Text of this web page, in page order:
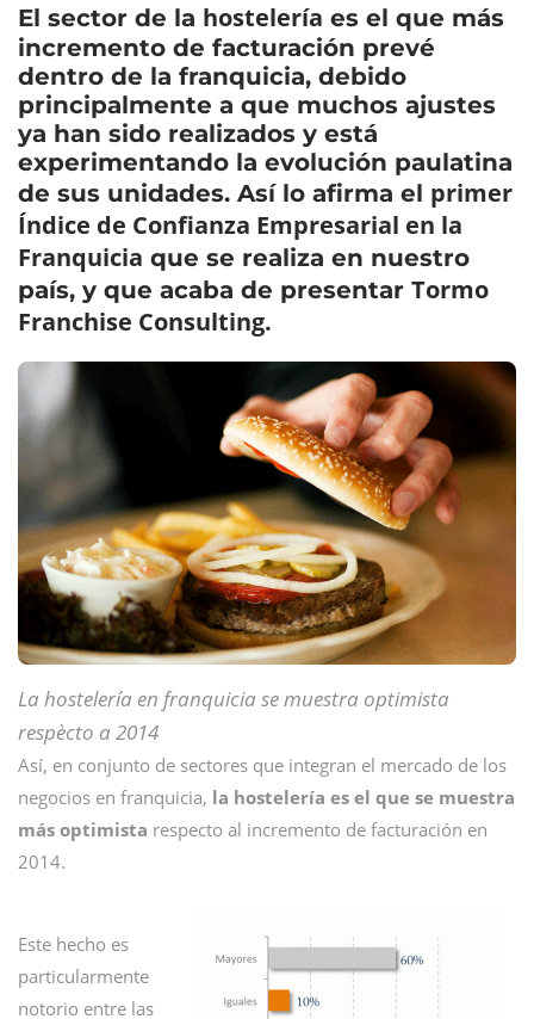
El sector de la hostelería es el que más
incremento de facturación prevé
dentro de la franquicia, debido
principalmente a que muchos ajustes
ya han sido realizados y está
experimentando la evolución paulatina
de sus unidades. Así lo afirma el primer
Índice de Confianza Empresarial en la
Franquicia que se realiza en nuestro
país, y que acaba de presentar Tormo
Franchise Consulting.
La hostelería en franquicia se muestra optimista
respècto a 2014
Así, en conjunto de sectores que integran el mercado de los
negocios en franquicia, la hostelería es el que se muestra
más optimista respecto al incremento de facturación en
2014.
Este hecho es
particularmente
notorio entre las